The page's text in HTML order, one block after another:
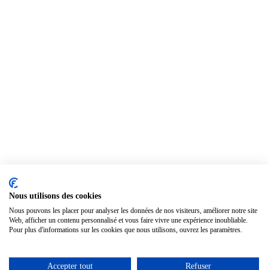
Nous utilisons des cookies
Nous pouvons les placer pour analyser les données de nos visiteurs, améliorer notre site
Web, afficher un contenu personnalisé et vous faire vivre une expérience inoubliable.
Pour plus d'informations sur les cookies que nous utilisons, ouvrez les paramètres.
Accepter tout Refuser